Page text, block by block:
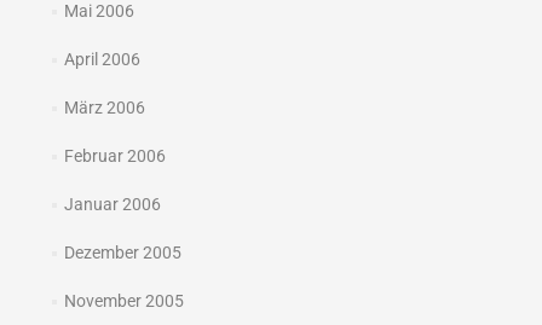
Mai 2006
April 2006
März 2006
Februar 2006
Januar 2006
Dezember 2005
November 2005